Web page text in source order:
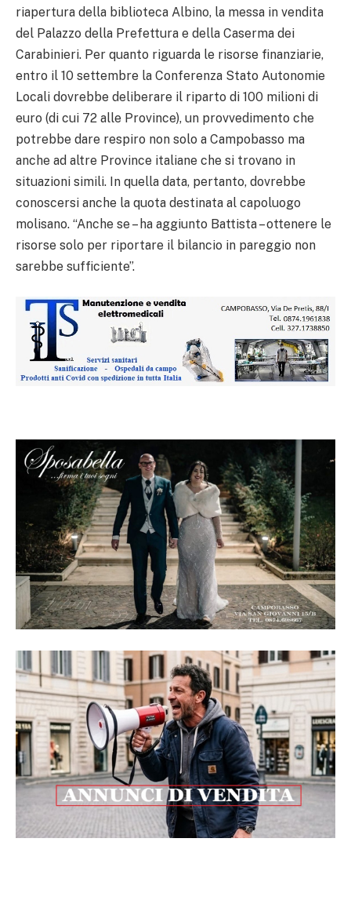
riapertura della biblioteca Albino, la messa in vendita
del Palazzo della Prefettura e della Caserma dei
Carabinieri. Per quanto riguarda le risorse finanziarie,
entro il 10 settembre la Conferenza Stato Autonomie
Locali dovrebbe deliberare il riparto di 100 milioni di
euro (di cui 72 alle Province), un provvedimento che
potrebbe dare respiro non solo a Campobasso ma
anche ad altre Province italiane che si trovano in
situazioni simili. In quella data, pertanto, dovrebbe
conoscersi anche la quota destinata al capoluogo
molisano. “Anche se – ha aggiunto Battista – ottenere le
risorse solo per riportare il bilancio in pareggio non
sarebbe sufficiente”.